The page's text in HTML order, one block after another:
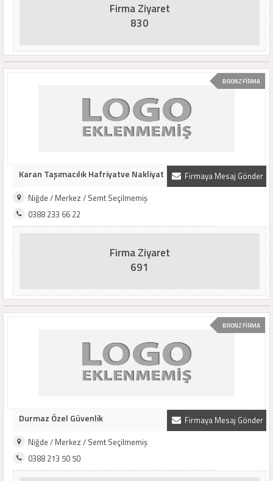
Firma Ziyaret
830
BRONZ FİRMA
Firmaya Mesaj Gönder
Karan Taşımacılık Hafriyatve Nakliyat
Niğde / Merkez / Semt Seçilmemiş
0388 233 66 22
Firma Ziyaret
691
BRONZ FİRMA
Firmaya Mesaj Gönder
Durmaz Özel Güvenlik
Niğde / Merkez / Semt Seçilmemiş
0388 213 50 50